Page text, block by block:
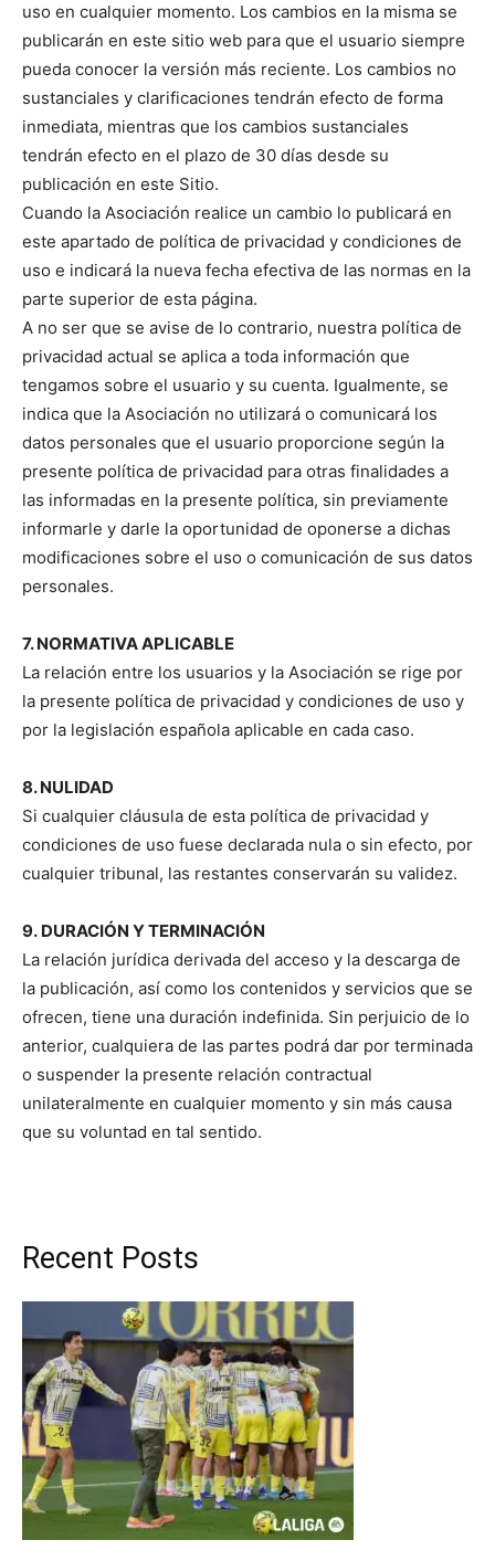
uso en cualquier momento. Los cambios en la misma se
publicarán en este sitio web para que el usuario siempre
pueda conocer la versión más reciente. Los cambios no
sustanciales y clarificaciones tendrán efecto de forma
inmediata, mientras que los cambios sustanciales
tendrán efecto en el plazo de 30 días desde su
publicación en este Sitio.
Cuando la Asociación realice un cambio lo publicará en
este apartado de política de privacidad y condiciones de
uso e indicará la nueva fecha efectiva de las normas en la
parte superior de esta página.
A no ser que se avise de lo contrario, nuestra política de
privacidad actual se aplica a toda información que
tengamos sobre el usuario y su cuenta. Igualmente, se
indica que la Asociación no utilizará o comunicará los
datos personales que el usuario proporcione según la
presente política de privacidad para otras finalidades a
las informadas en la presente política, sin previamente
informarle y darle la oportunidad de oponerse a dichas
modificaciones sobre el uso o comunicación de sus datos
personales.
7. NORMATIVA APLICABLE
La relación entre los usuarios y la Asociación se rige por
la presente política de privacidad y condiciones de uso y
por la legislación española aplicable en cada caso.
8. NULIDAD
Si cualquier cláusula de esta política de privacidad y
condiciones de uso fuese declarada nula o sin efecto, por
cualquier tribunal, las restantes conservarán su validez.
9. DURACIÓN Y TERMINACIÓN
La relación jurídica derivada del acceso y la descarga de
la publicación, así como los contenidos y servicios que se
ofrecen, tiene una duración indefinida. Sin perjuicio de lo
anterior, cualquiera de las partes podrá dar por terminada
o suspender la presente relación contractual
unilateralmente en cualquier momento y sin más causa
que su voluntad en tal sentido.
Recent Posts